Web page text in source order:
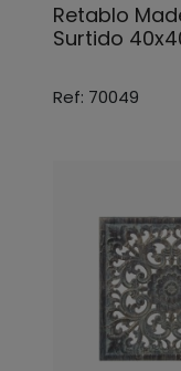
Retablo
Surtido
Ref: 70049